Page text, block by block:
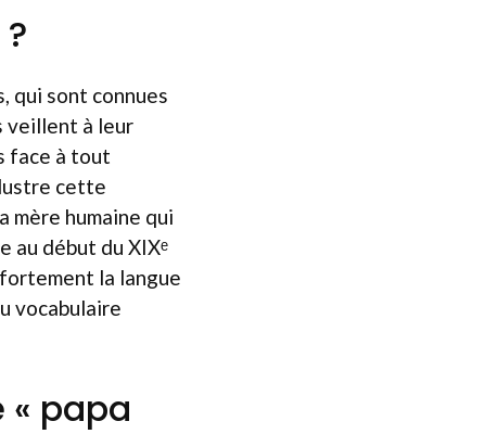
qui sont connues
veillent à leur
face à tout
cette
mère humaine qui
au début du XIXᵉ
la langue
vocabulaire
papa